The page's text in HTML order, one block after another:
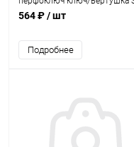
Матовый никель
564 ₽/ шт
Подробнее